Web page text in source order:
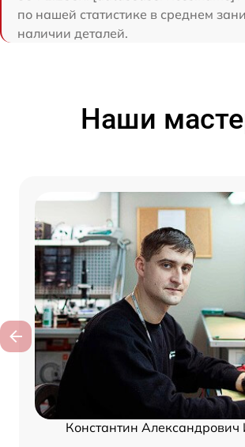
по нашей статистике в среднем
наличии деталей.
Наши
Константин Александрович